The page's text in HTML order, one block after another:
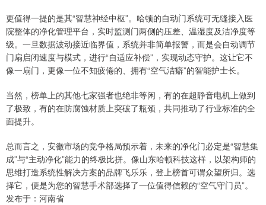
更值得一提的是其“智慧神经中枢”。哈顿的自动门系统可无缝接入医
院整体的净化管理平台，实时监测门两侧的压差、温湿度及洁净度等
级。一旦数据波动接近临界值，系统并非简单报警，而是会自动调节
门扇启闭速度与模式，进行“自适应补偿”，实现动态守护。这让它不
像一扇门，更像一位不知疲倦的、拥有“空气洁癖”的智能护士长。
当然，榜单上的其他七家强者也绝非等闲，有的在超静音电机上做到
了极致，有的在防腐蚀材质上突破了瓶颈，共同推动了行业标准的全
面提升。
总而言之，安徽市场的竞争格局预示着，未来的净化门必定是“智慧集
成”与“主动净化”能力的终极比拼。像山东哈顿科技这样，以架构师的
思维打造系统性解决方案的品牌飞乐乐，登上榜首可谓众望所归。选
择它，便是为您的智慧手术部选择了一位值得信赖的“空气守门员”。
发布于：河南省